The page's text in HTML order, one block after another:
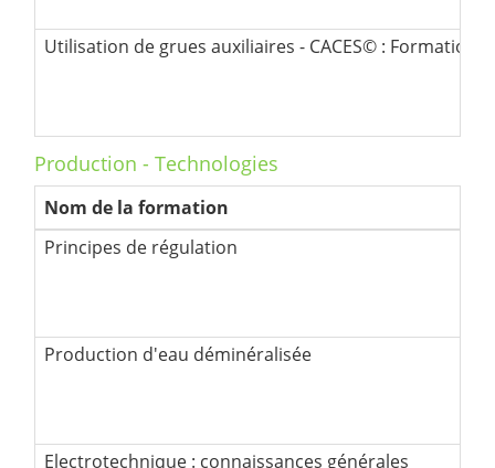
Production - Technologies
Nom de la formation
Principes de régulation
Production d'eau déminéralisée
Electrotechnique : connaissances générales